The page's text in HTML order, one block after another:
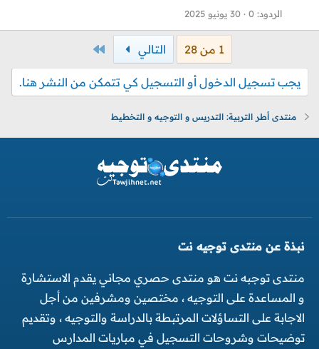
الردود 0 30 يونيو 2025
1 من 28 التالي
يجب تسجيل الدخول أو التسجيل كي تتمكن من النشر هنا.
منتدى أطر التربية: التدريس و التوجيه و التخطيط
نبذة عن منتدى توجيه نت
منتدى توجبه نت هو منتدى حصري مجاني يقدم الاستشارة
و المساعدة على التوجيه ، مختصين ومشرفين من أجل
الاجابة على التساؤلات المرتبطة بالدراسة والتوجيه ، وتقديم
توضيحات وشروحات التسجيل في مباريات المدارس